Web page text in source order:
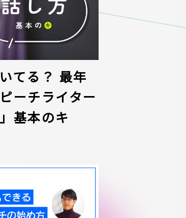
てる？ 最年
ーチライター
基本のキ